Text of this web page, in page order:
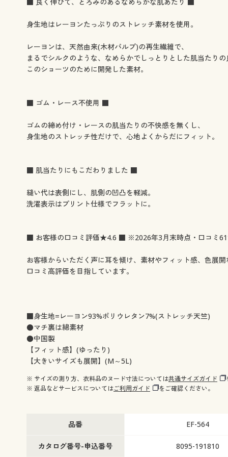
身生地はレーヨンたっぷりのストレッチ素材を使用。
レーヨンは、天然由来(木材パルプ)の再生繊維で、
まるでシルクのような、なめらかでしっとりとした肌当たりの
このショーツのために開発した素材。
■ ゴム・レース不使用 ■
ゴムの締め付け・レースの肌当たりの不快感を無くし、
身生地のストレッチ性だけで、心地よくからだにフィット。
■ 肌当たりにもこだわりました ■
縫い代は表側にし、肌側の凹凸を軽減。
洗濯表示はプリント仕様でフラットに。
■ お客様の口コミ評価★4.6 ■ ※2026年3月末時点・口コミ
お客様からいただく声に耳を傾け、素材やフィット感、色展開
口コミ高評価を目指しています。
■身生地=レーヨン93%ポリウレタン7%(ストレッチ天竺)
●マチ裏は綿素材
●中国製
【フィット感】(ゆったり)
【大きいサイズも展開】(M～5L)
※ サイズの測り方、衣料品のヌード寸法については共通サイズガイド
※ 返品などサービスについてはご利用ガイド をご確認ください。
品番 EF-564
カタログ番号-申込番号 8095-191810